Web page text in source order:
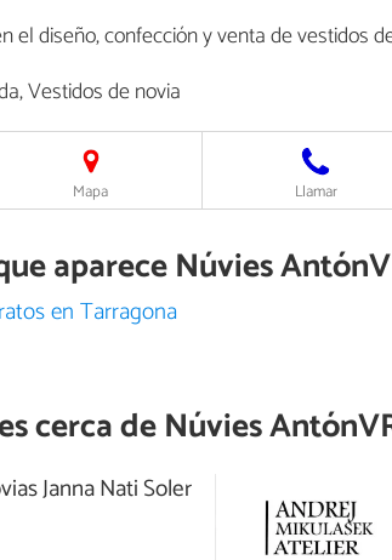
el diseño, confección y venta de vestidos
Vestidos de novia
Mapa Llamar
aparece Núvies
en Tarragona
cerca deNúvies
Janna Nati Soler